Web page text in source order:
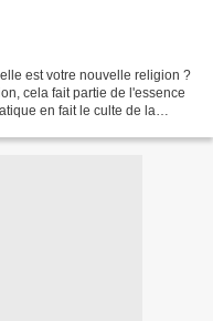
est votre nouvelle religion ?
cela fait partie de l'essence
en fait le culte de la